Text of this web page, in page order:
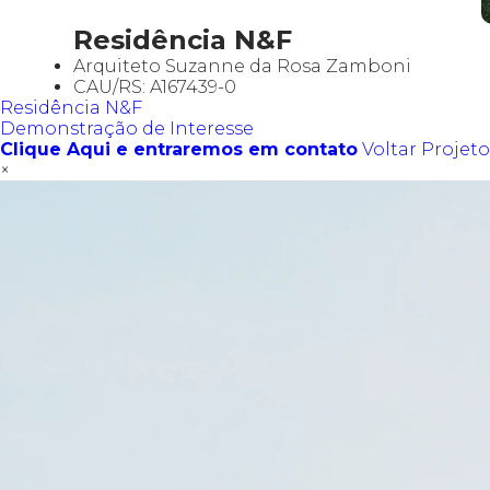
Residência N&F
Arquiteto Suzanne da Rosa Zamboni
CAU/RS: A167439-0
Residência N&F
Demonstração de Interesse
Clique Aqui e entraremos em contato Voltar
×